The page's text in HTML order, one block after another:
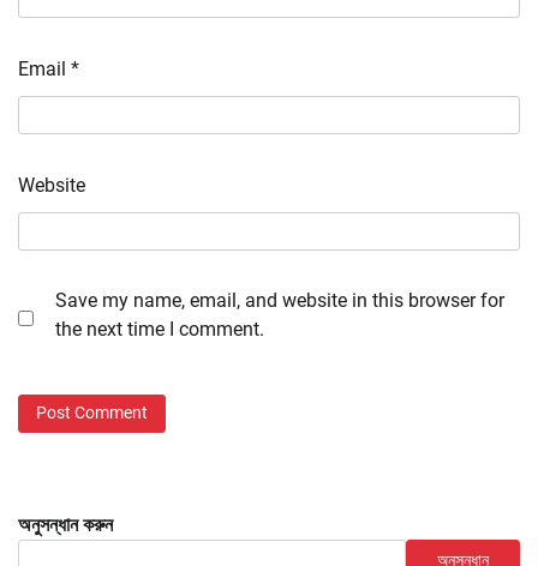
Email *
Website
Save my name, email, and website in this browser for
the next time I comment.
অনুসন্ধান করুন
অনুসন্ধান